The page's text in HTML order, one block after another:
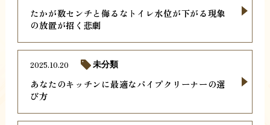
たかが数センチと侮るなトイレ水位が下がる現象
の放置が招く悲劇
あなたのキッチンに最適なパイプクリーナーの選
び方
2025.10.20 未分類